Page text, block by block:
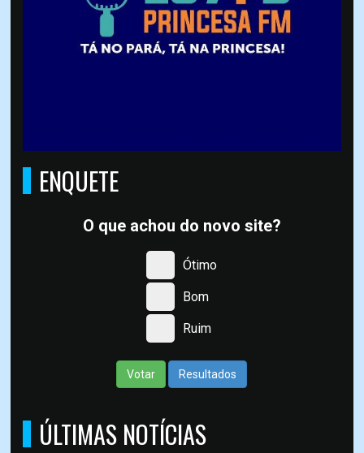
ENQUETE
O que achou do novo site?
Ótimo
Bom
Ruim
Votar Resultados
ÚLTIMAS NOTÍCIAS